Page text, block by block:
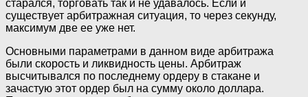
старался, торговать так и не удавалось. Если и
существует арбитражная ситуация, то через секунду,
максимум две ее уже нет.
Основными параметрами в данном виде арбитража
были скорость и ликвидность цены. Арбитраж
высчитывался по последнему ордеру в стакане и
зачастую этот ордер был на сумму около доллара.